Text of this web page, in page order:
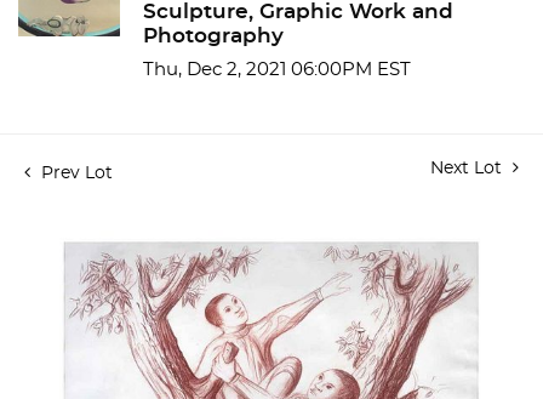
Sculpture, Graphic Work and
Photography
Thu, Dec 2, 2021 06:00PM EST
Prev Lot Next Lot